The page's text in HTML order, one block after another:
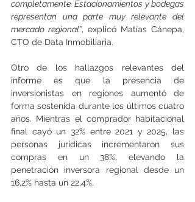
completamente. Estacionamientos y bodegas
representan una parte muy relevante del
mercado regional”, explicó Matías Cánepa,
CTO de Data Inmobiliaria.
Otro de los hallazgos relevantes del
informe es que la presencia de
inversionistas en regiones aumentó de
forma sostenida durante los últimos cuatro
años. Mientras el comprador habitacional
final cayó un 32% entre 2021 y 2025, las
personas jurídicas incrementaron sus
compras en un 38%, elevando la
penetración inversora regional desde un
16,2% hasta un 22,4%.